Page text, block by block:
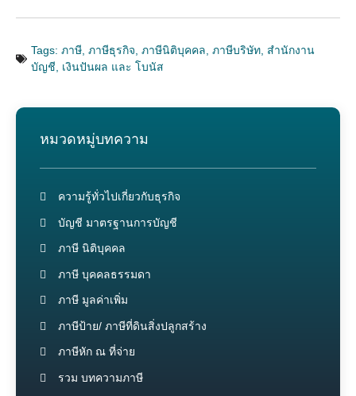
Tags: ภาษี, ภาษีธุรกิจ, ภาษีนิติบุคคล, ภาษีบริษัท, สำนักงาน
บัญชี, เงินปันผล และ โบนัส
หมวดหมู่บทความ
ความรู้ทั่วไปเกี่ยวกับธุรกิจ
บัญชี มาตรฐานการบัญชี
ภาษี นิติบุคคล
ภาษี บุคคลธรรมดา
ภาษี มูลค่าเพิ่ม
ภาษีป้าย/ ภาษีที่ดินสิ่งปลูกสร้าง
ภาษีหัก ณ ที่จ่าย
รวม บทความภาษี